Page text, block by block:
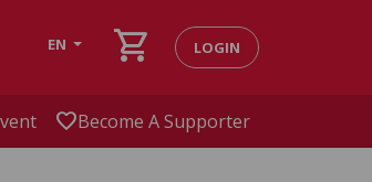
EN shopping_cart LOGIN
favoriteBecome A Supporter